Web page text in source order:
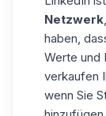
Netzwerk
haben,
Werte und
verkaufen
wenn Sie